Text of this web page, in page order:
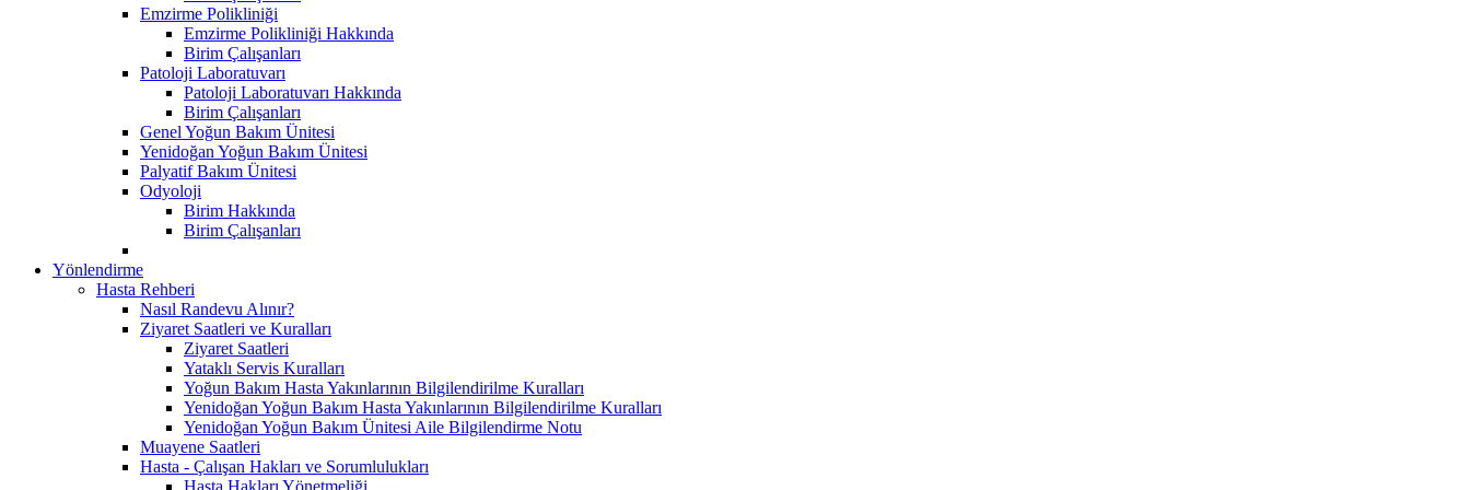
Emzirme Polikliniği
Emzirme Polikliniği Hakkında
Birim Çalışanları
Patoloji Laboratuvarı
Patoloji Laboratuvarı Hakkında
Birim Çalışanları
Genel Yoğun Bakım Ünitesi
Yenidoğan Yoğun Bakım Ünitesi
Palyatif Bakım Ünitesi
Odyoloji
Birim Hakkında
Birim Çalışanları
Yönlendirme
Hasta Rehberi
Nasıl Randevu Alınır?
Ziyaret Saatleri ve Kuralları
Ziyaret Saatleri
Yataklı Servis Kuralları
Yoğun Bakım Hasta Yakınlarının Bilgilendirilme Kuralları
Yenidoğan Yoğun Bakım Hasta Yakınlarının Bilgilendirilme Kuralları
Yenidoğan Yoğun Bakım Ünitesi Aile Bilgilendirme Notu
Muayene Saatleri
Hasta - Çalışan Hakları ve Sorumlulukları
Hasta Hakları Yönetmeliği